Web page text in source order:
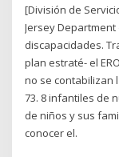
[División de
Jersey
discapacidades.
plan estraté- el
no se contabilizan
73. 8 infantiles de
de niños y sus
conocer el.